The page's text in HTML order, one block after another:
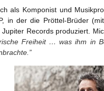
als Komponist und
in der die Pröttel-Brüder
Records produziert.
Freiheit … was ihm in